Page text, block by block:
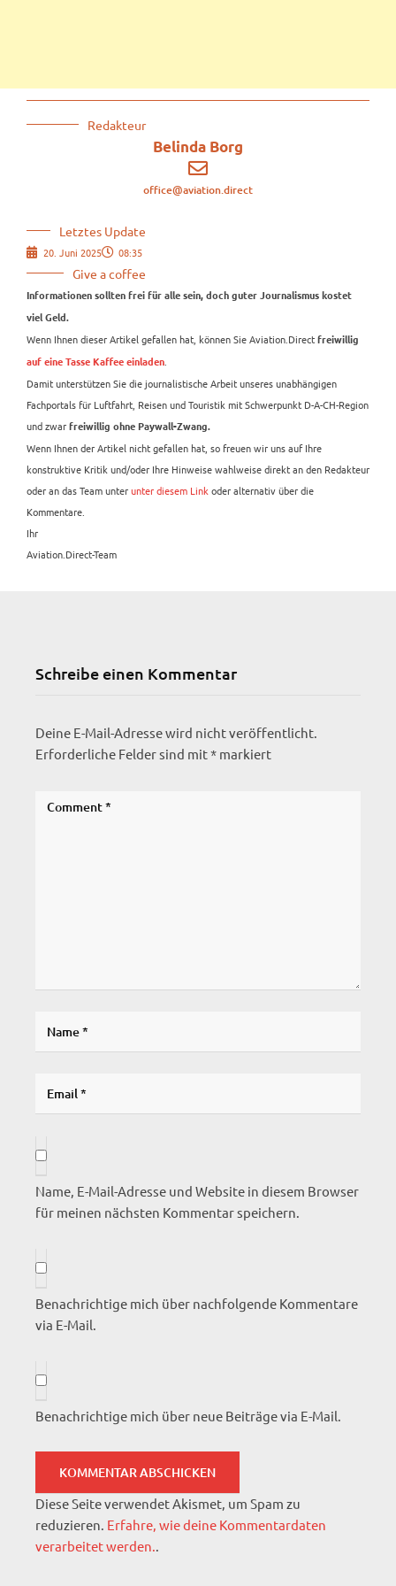
Redakteur
Belinda Borg
office@aviation.direct
Letztes Update
20. Juni 2025 08:35
Give a coffee
Informationen sollten frei für alle sein, doch guter Journalismus kostet
viel Geld.
Wenn Ihnen dieser Artikel gefallen hat, können Sie Aviation.Direct freiwillig
auf eine Tasse Kaffee einladen
Damit unterstützen Sie die journalistische Arbeit unseres unabhängigen
Fachportals für Luftfahrt, Reisen und Touristik mit Schwerpunkt D-A-CH-Region
und zwar freiwillig ohne Paywall-Zwang.
Wenn Ihnen der Artikel nicht gefallen hat, so freuen wir uns auf Ihre
konstruktive Kritik und/oder Ihre Hinweise wahlweise direkt an den Redakteur
oder an das Team unterunter diesem Link oder alternativ über die
Kommentare.
Ihr
Aviation.Direct-Team
Schreibe einen Kommentar
Deine E-Mail-Adresse wird nicht veröffentlicht.
Erforderliche Felder sind mit* markiert
Name, E-Mail-Adresse und Website in diesem Browser
für meinen nächsten Kommentar speichern.
Benachrichtige mich über nachfolgende Kommentare
via E-Mail.
Benachrichtige mich über neue Beiträge via E-Mail.
Diese Seite verwendet Akismet, um Spam zu
reduzieren. Erfahre, wie deine Kommentardaten
verarbeitet werden..